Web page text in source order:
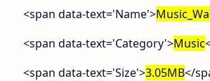
<span data-text='Name'>
<span data-text='Category'>Music
<span data-text='Size'>3.05MB</